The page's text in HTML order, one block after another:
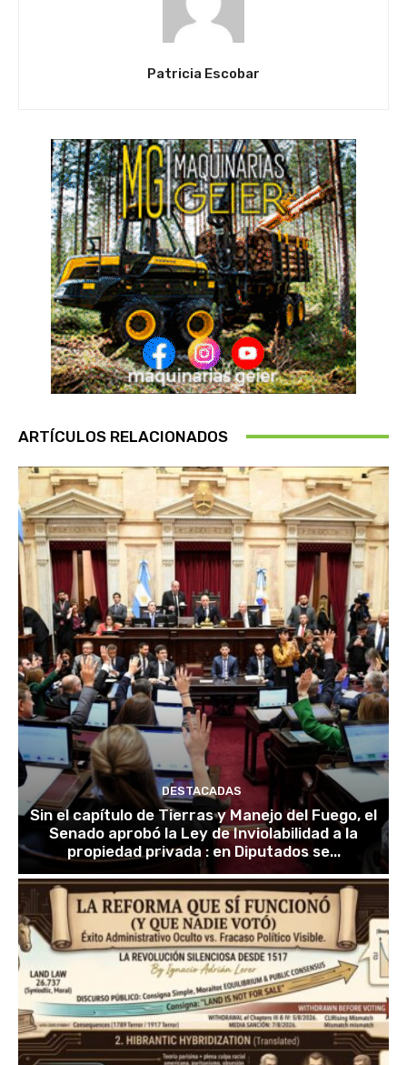
Patricia Escobar
ARTÍCULOS RELACIONADOS
DESTACADAS
Sin el capítulo de Tierras y Manejo del Fuego, el
Senado aprobó la Ley de Inviolabilidad a la
propiedad privada : en Diputados se...